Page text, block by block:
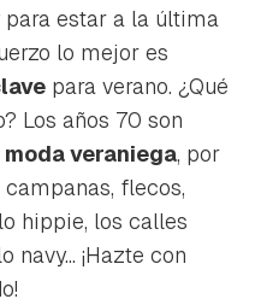
estar a la última
lo mejor es
para verano. ¿Qué
Los años 70 son
moda veraniega, por
flecos,
hippie, los calles
¡Hazte con